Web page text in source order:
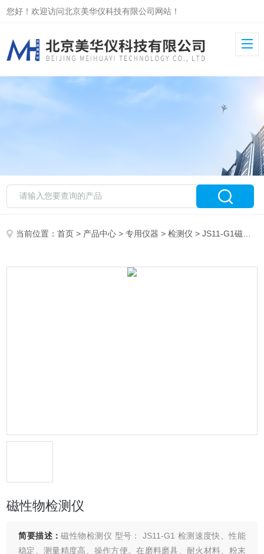
您好！欢迎访问北京美华仪科技有限公司网站！
当前位置：首页 > 产品中心 >专用仪器 >检测仪 > JS11-G1磁性物检测仪
磁性物检测仪
简要描述：磁性物检测仪 型号： JS11-G1 检测速度快、性能
稳定、测量精度高、操作方便。在磨料磨具、耐火材料、粉末